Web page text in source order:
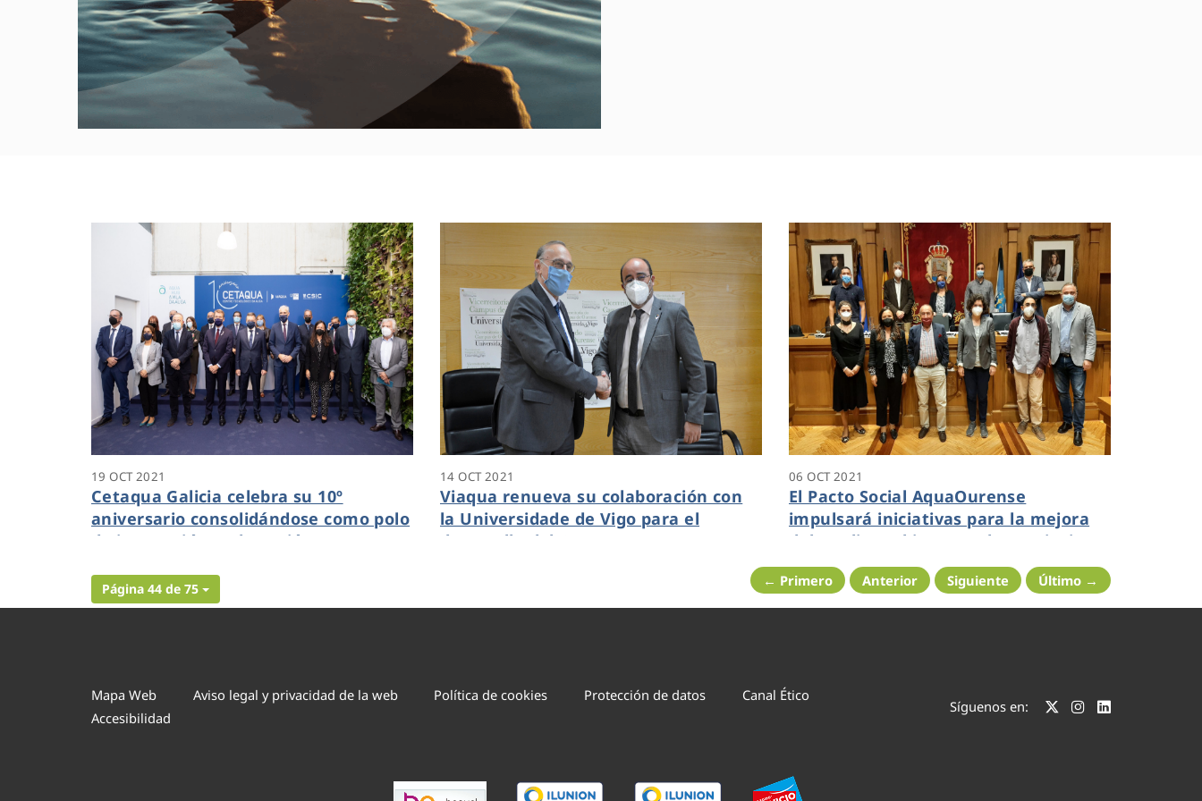
19 OCT 2021
Cetaqua Galicia celebra su 10º
aniversario consolidándose como polo
de innovación en la región
14 OCT 2021
Viaqua renueva su colaboración con
la Universidade de Vigo para el
desarrollo del Campus Auga en
06 OCT 2021
El Pacto Social AquaOurense
impulsará iniciativas para la mejora
del medio ambiente en la provincia
ourensana
Página 44 de 75 ← Primero Anterior Siguiente Último →
Mapa Web Aviso legal y privacidad de la web Política de cookies Protección de datos
Canal Ético
Accesibilidad
Síguenos en: